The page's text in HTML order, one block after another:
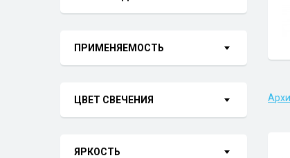
ПРИМЕНЯЕМОСТЬ
ЦВЕТ СВЕЧЕНИЯ
ЯРКОСТЬ